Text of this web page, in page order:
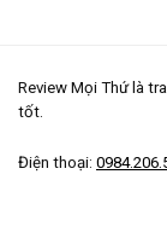
Review Mọi Thứ là
tốt.
Điện thoại: